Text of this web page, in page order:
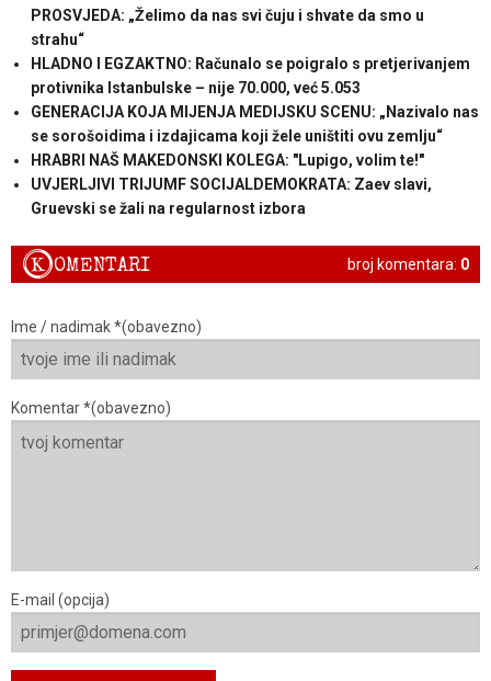
PROSVJEDA: „Želimo da nas svi čuju i shvate da smo u
strahu“
HLADNO I EGZAKTNO: Računalo se poigralo s pretjerivanjem
protivnika Istanbulske – nije 70.000, već 5.053
GENERACIJA KOJA MIJENJA MEDIJSKU SCENU: „Nazivalo nas
se sorošoidima i izdajicama koji žele uništiti ovu zemlju“
HRABRI NAŠ MAKEDONSKI KOLEGA: "Lupigo, volim te!"
UVJERLJIVI TRIJUMF SOCIJALDEMOKRATA: Zaev slavi,
Gruevski se žali na regularnost izbora
broj komentara: 0
KOMENTARI
Ime / nadimak *(obavezno)
Komentar *(obavezno)
E-mail (opcija)